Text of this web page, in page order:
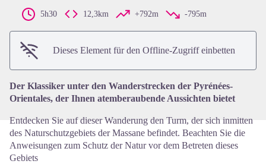
View picture in full screen
5h30 12,3km +792m -795m
Dieses Element für den Offline-Zugriff einbetten
Der Klassiker unter den Wanderstrecken der Pyrénées-
Orientales, der Ihnen atemberaubende Aussichten bietet
Entdecken Sie auf dieser Wanderung den Turm, der sich inmitten
des Naturschutzgebiets der Massane befindet. Beachten Sie die
Anweisungen zum Schutz der Natur vor dem Betreten dieses
Gebiets